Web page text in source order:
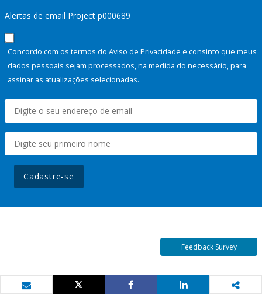
Alertas de email Project p000689
Concordo com os termos do Aviso de Privacidade e consinto que meus
dados pessoais sejam processados, na medida do necessário, para
assinar as atualizações selecionadas.
Cadastre-se
Feedback Survey